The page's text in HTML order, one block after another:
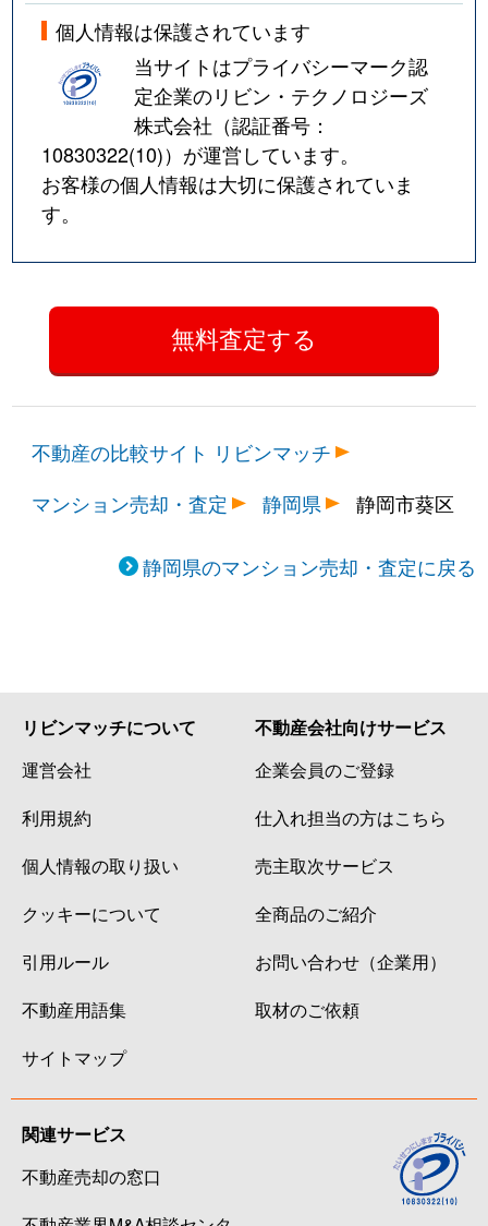
個人情報は保護されています
当サイトはプライバシーマーク認
定企業のリビン・テクノロジーズ
株式会社（認証番号：
10830322(10)）が運営しています。
お客様の個人情報は大切に保護されていま
す。
不動産の比較サイト リビンマッチ
マンション売却・査定
静岡県 静岡市葵区
静岡県のマンション売却・査定に戻る
リビンマッチについて
運営会社
利用規約
個人情報の取り扱い
クッキーについて
引用ルール
不動産用語集
サイトマップ
不動産会社向けサービス
企業会員のご登録
仕入れ担当の方はこちら
売主取次サービス
全商品のご紹介
お問い合わせ（企業用）
取材のご依頼
関連サービス
不動産売却の窓口